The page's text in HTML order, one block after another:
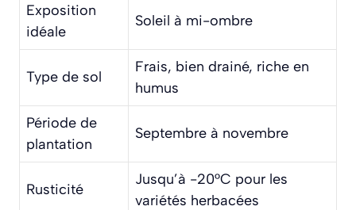
Exposition
idéale
Soleil à mi-ombre
Type de sol
Frais, bien drainé, riche en
humus
Période de
plantation
Septembre à novembre
Rusticité
Jusqu’à -20°C pour les
variétés herbacées